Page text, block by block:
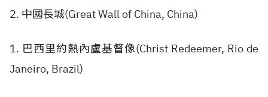
2. 中國長城(Great Wall of China, China)
1. 巴西里約熱內盧基督像(Christ Redeemer, Rio de
Janeiro, Brazil)